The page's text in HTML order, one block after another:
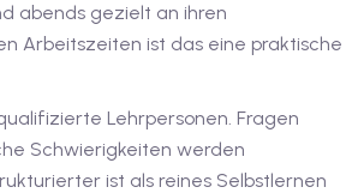
abends gezielt an ihren
Arbeitszeiten ist das eine praktische
Lehrpersonen. Fragen
Schwierigkeiten werden
ist als reines Selbstlernen